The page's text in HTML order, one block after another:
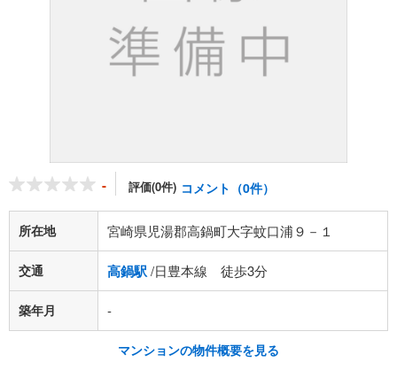
- 評価(0件) コメント（0件）
所在地 宮崎県児湯郡高鍋町大字蚊口浦９－１
交通 高鍋駅/日豊本線 徒歩3分
築年月 -
マンションの物件概要を見る